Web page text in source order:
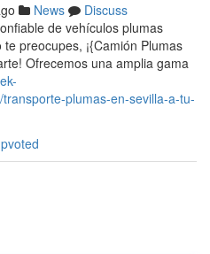
News
Discuss
de vehículos plumas
preocupes, ¡{Camión Plumas
Ofrecemos una amplia gama
plumas-en-sevilla-a-tu-